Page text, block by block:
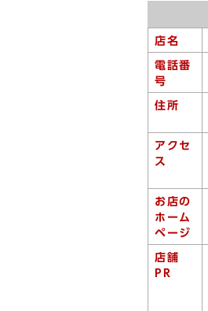
店名
電話番
号
住所
アクセ
ス
お店の
ホーム
ページ
店舗
PR